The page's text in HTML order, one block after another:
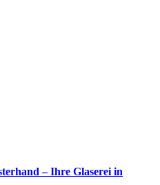
– Ihre Glaserei in